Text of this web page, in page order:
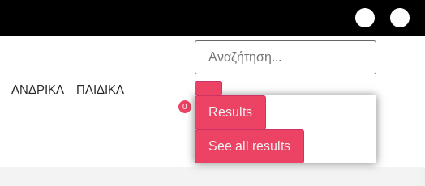
ΑΝΔΡΙΚΑ
ΠΑΙΔΙΚΑ
0 Results
See all results